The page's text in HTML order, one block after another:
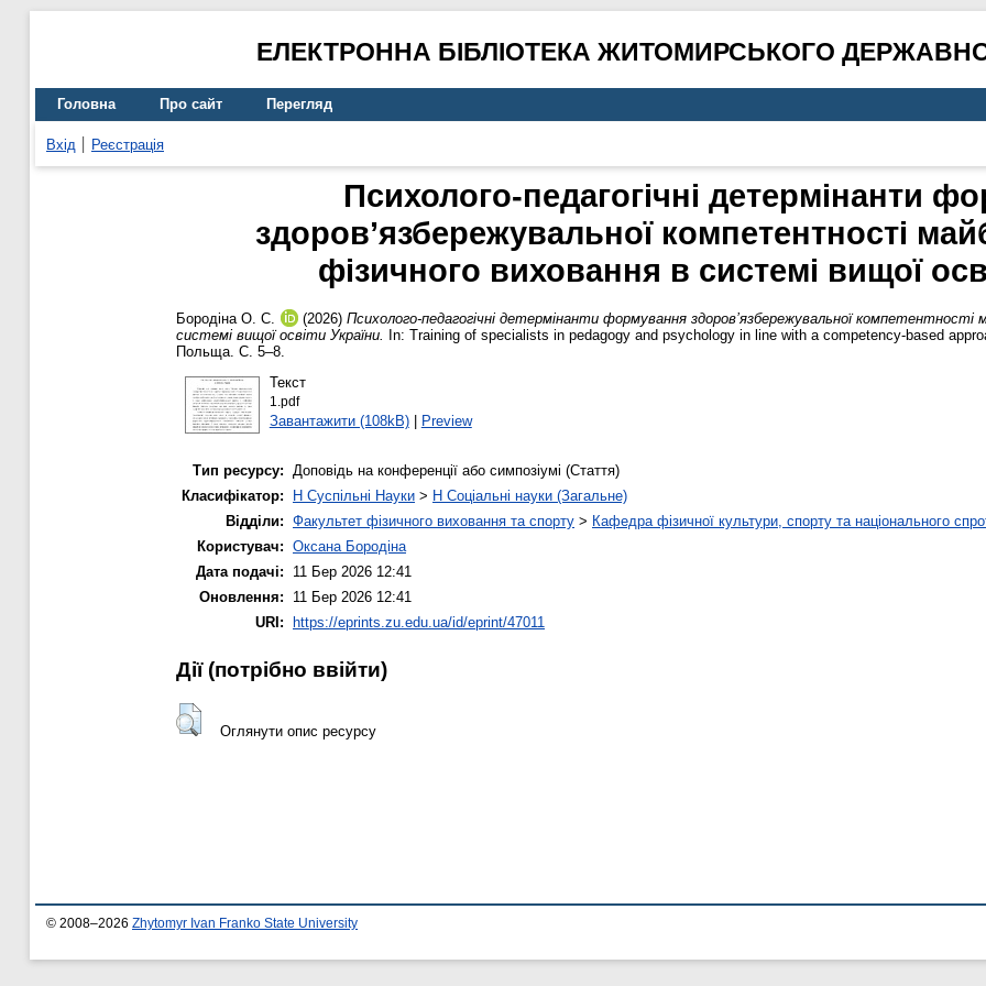
ЕЛЕКТРОННА БІБЛІОТЕКА ЖИТОМИРСЬКОГО
Головна Про сайт Перегляд
Вхід Реєстрація
Психолого-педагогічні детермінанти
здоров’язбережувальної компетентності
фізичного виховання в системі вищої
Бородіна О. С. (2026) Психолого-педагогічні детермінанти формування здоров’язбережувальної компетентності
системі вищої освіти України.
In: Training of specialists in pedagogy and psychology in line with a competency-based
Польща. С. 5–8.
Текст
1.pdf
Завантажити (108kB)| Preview
Тип ресурсу: Доповідь на конференції або симпозіумі (Стаття)
Класифікатор:
H Суспільні Науки > H Соціальні науки (Загальне)
Відділи: Факультет фізичного виховання та спорту > Кафедра фізичної культури, спорту та національного
Користувач: Оксана Бородіна
Дата подачі:
11 Бер 2026 12:41
Оновлення:
11 Бер 2026 12:41
URI:
https://eprints.zu.edu.ua/id/eprint/47011
Дії ​​(потрібно ввійти)
Оглянути опис ресурсу
© 2008–2026 Zhytomyr Ivan Franko State University